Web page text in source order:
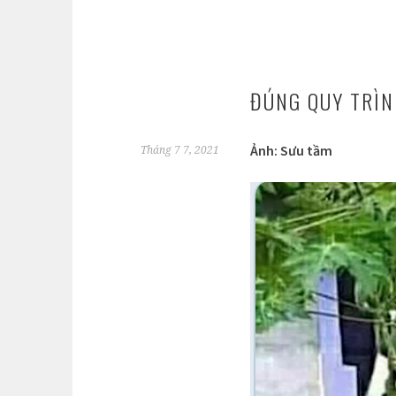
ĐÚNG QUY
Tháng 7 7, 2021 Ảnh: Sưu tầm